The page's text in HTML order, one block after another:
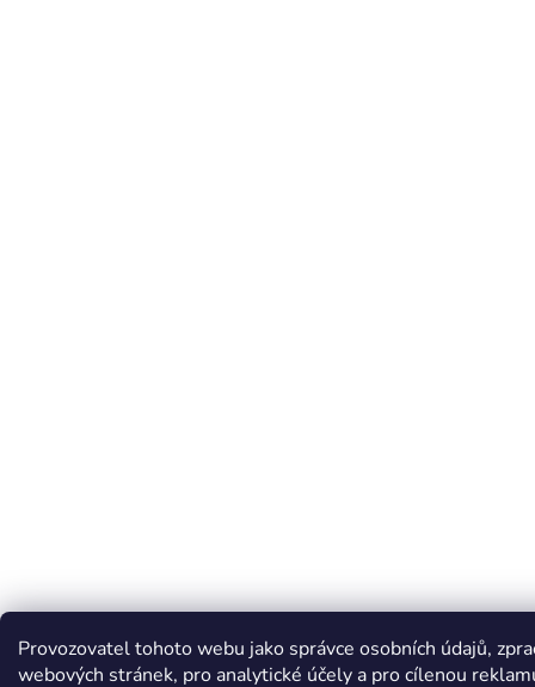
Provozovatel tohoto webu jako správce osobních údajů,
webových stránek, pro analytické účely a pro cílenou